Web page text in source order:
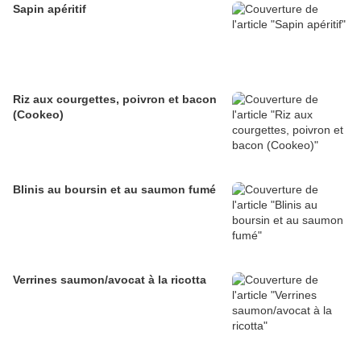
Sapin apéritif
Riz aux courgettes, poivron et bacon
(Cookeo)
Blinis au boursin et au saumon fumé
Verrines saumon/avocat à la ricotta